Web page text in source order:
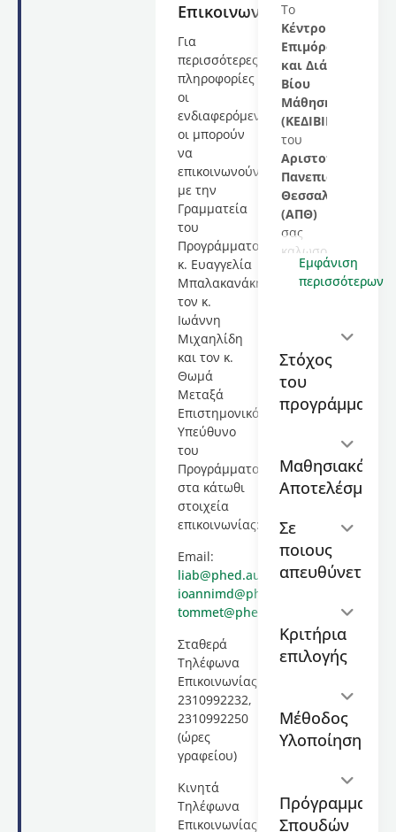
Επικοινωνία
Για
περισσότερες
πληροφορίες
οι
ενδιαφερόμενες/
οι μπορούν
να
επικοινωνούν
με την
Γραμματεία
του
Προγράμματος
κ. Ευαγγελία
Μπαλακανάκη,
τον κ.
Ιωάννη
Μιχαηλίδη
και τον κ.
Θωμά
Μεταξά
Επιστημονικό
Υπεύθυνο
του
Προγράμματος
στα κάτωθι
στοιχεία
επικοινωνίας:
Email:
liab@phed.auth.gr,
ioannimd@phed.auth.gr
tommet@phed.auth.gr
Σταθερά
Τηλέφωνα
Επικοινωνίας
2310992232,
2310992250
(ώρες
γραφείου)
Κινητά
Τηλέφωνα
Επικοινωνίας
Το
Κέντρο
Επιμόρφωσης
και Διά
Βίου
Μάθησης
(ΚΕΔΙΒΙΜ)
του
Αριστοτελείου
Πανεπιστημίου
Θεσσαλονίκης
(ΑΠΘ)
σας
καλωσορίζει
στο
εκπαιδευτικό
Scouting
στο
ποδόσφαιρο
(4ος
διάρκειας
80
διδακτικών
το
οποίο
θα
Ιανουαρίου
2025
έως και
Φεβρουαρίου
2025
και θα
υλοποιηθεί
εξ
αποστάσεως
Εμφάνιση
περισσότερων
Στόχος
του
προγράμματος
Μαθησιακά
Αποτελέσματα
Σε
ποιους
απευθύνεται
Κριτήρια
επιλογής
Μέθοδος
Υλοποίησης
Πρόγραμμα
Σπουδών